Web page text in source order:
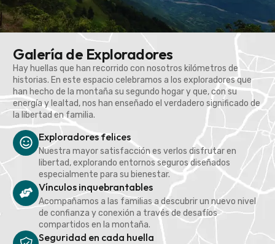
Galería de Exploradores
Hay huellas que han recorrido con nosotros kilómetros de
historias. En este espacio celebramos a los exploradores que
han hecho de la montaña su segundo hogar y que, con su
energía y lealtad, nos han enseñado el verdadero significado de
la libertad en familia.
Exploradores felices
Nuestra mayor satisfacción es verlos disfrutar en
libertad, explorando entornos seguros diseñados
especialmente para su bienestar.
Vínculos inquebrantables
Acompañamos a las familias a descubrir un nuevo nivel
de confianza y conexión a través de desafíos
compartidos en la montaña.
Seguridad en cada huella